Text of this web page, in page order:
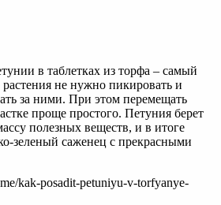
в таблетках из торфа – самый
не нужно пикировать и
за ними. При этом перемещать
проще простого. Петуния берет
полезных веществ, и в итоге
зеленый саженец с прекрасными
kak-posadit-petuniyu-v-torfyanye-